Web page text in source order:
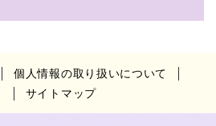
個人情報の取り扱いについて
サイトマップ